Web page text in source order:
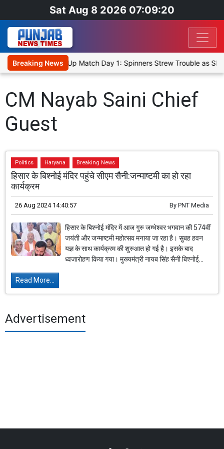
Sat Aug 8 2026 07:09:20
Breaking News
Cricket XI, Warm-Up Match Day 1: Spinners Strew Trouble as
CM Nayab Saini Chief
Guest
Politics Haryana Breaking News
हिसार के बिश्नोई मंदिर पहुंचे सीएम सैनी:जन्माष्टमी का हो रहा
कार्यक्रम
26 Aug 2024 14:40:57 By PNT Media
हिसार के बिश्नोई मंदिर में आज गुरु जम्भेश्वर भगवान की 574वीं
जयंती और जन्माष्टमी महोत्सव मनाया जा रहा है। सुबह हवन
यज्ञ के साथ कार्यक्रम की शुरुआत हो गई है। इसके बाद
ध्वजारोहण किया गया। मुख्यमंत्री नायब सिंह सैनी बिश्नोई...
Read More...
Advertisement